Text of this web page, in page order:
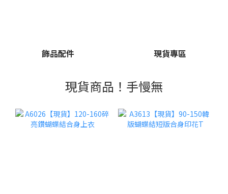
飾品配件 現貨專區
現貨商品！手慢無